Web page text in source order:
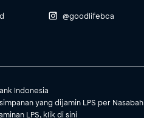
@goodlifebca
Indonesia
yang dijamin LPS per Nasabah
LPS, klik di sini